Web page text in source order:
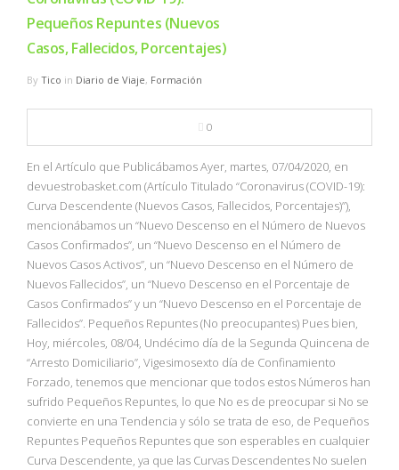
Pequeños Repuntes (Nuevos
Casos, Fallecidos, Porcentajes)
By Tico in Diario de Viaje, Formación
0
En el Artículo que Publicábamos Ayer, martes, 07/04/2020, en
devuestrobasket.com (Artículo Titulado “Coronavirus (COVID-19):
Curva Descendente (Nuevos Casos, Fallecidos, Porcentajes)”),
mencionábamos un “Nuevo Descenso en el Número de Nuevos
Casos Confirmados”, un “Nuevo Descenso en el Número de
Nuevos Casos Activos”, un “Nuevo Descenso en el Número de
Nuevos Fallecidos”, un “Nuevo Descenso en el Porcentaje de
Casos Confirmados” y un “Nuevo Descenso en el Porcentaje de
Fallecidos”. Pequeños Repuntes (No preocupantes) Pues bien,
Hoy, miércoles, 08/04, Undécimo día de la Segunda Quincena de
“Arresto Domiciliario”, Vigesimosexto día de Confinamiento
Forzado, tenemos que mencionar que todos estos Números han
sufrido Pequeños Repuntes, lo que No es de preocupar si No se
convierte en una Tendencia y sólo se trata de eso, de Pequeños
Repuntes Pequeños Repuntes que son esperables en cualquier
Curva Descendente, ya que las Curvas Descendentes No suelen